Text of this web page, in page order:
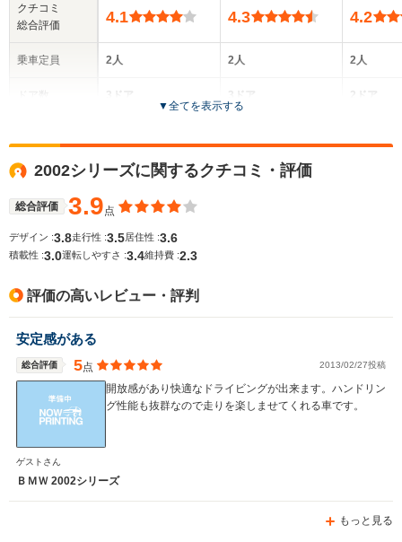
クチコミ
総合評価
乗車定員
サイズ
(全長x全幅x全高)
WLTCモード
燃費
4.1
2人
3ドア
全高
1.74m
4.04m
4.3
2人
3ドア
全高
4.2
2人
2ドア
全
3201～
▼全てを表示する
2002シリーズに関するクチコミ・評価
総合評価 3.9点
デザイン :3.8走行性 :3.5 居住性 :3.6
積載性 :3.0運転しやすさ :3.4維持費 :2.3
評価の高いレビュー・評判
安定感がある
総合評価 5点 2013/02/27投稿
開放感があり快適なドライビングが出来ます。ハンドリン
グ性能も抜群なので走りを楽しませてくれる車です。
ゲストさん
ＢＭＷ 2002シリーズ
もっと見る